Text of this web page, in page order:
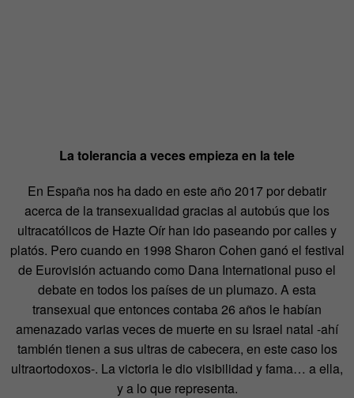
La tolerancia a veces empieza en la tele
En España nos ha dado en este año 2017 por debatir
acerca de la transexualidad gracias al autobús que los
ultracatólicos de Hazte Oír han ido paseando por calles y
platós. Pero cuando en 1998 Sharon Cohen ganó el festival
de Eurovisión actuando como Dana International puso el
debate en todos los países de un plumazo. A esta
transexual que entonces contaba 26 años le habían
amenazado varias veces de muerte en su Israel natal -ahí
también tienen a sus ultras de cabecera, en este caso los
ultraortodoxos-. La victoria le dio visibilidad y fama… a ella,
y a lo que representa.